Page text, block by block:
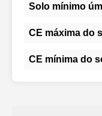
Solo mínimo
CE máxima do
CE mínima do